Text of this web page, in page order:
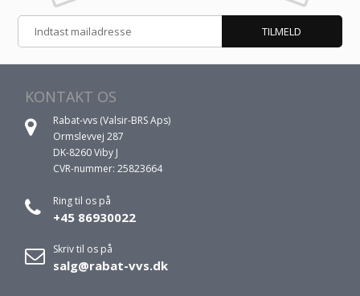
KONTAKT OS
Rabat-vvs (Valsir-BRS Aps)
Ormslevvej 287
DK-8260 Viby J
CVR-nummer: 25823664
Ring til os på
+45 86930022
Skriv til os på
salg@rabat-vvs.dk